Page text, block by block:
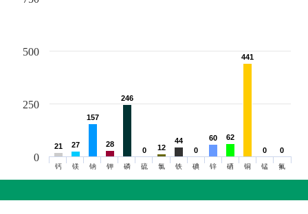
21
21 27
27
157
157
28
28
246
246
0
0 12
12
44
44
0
0
60
60 62
62
441
441
0
0 0
0
钙 镁 钠 钾 磷 硫 氯 铁 碘 锌 硒 铜 锰 氟
0
250
500